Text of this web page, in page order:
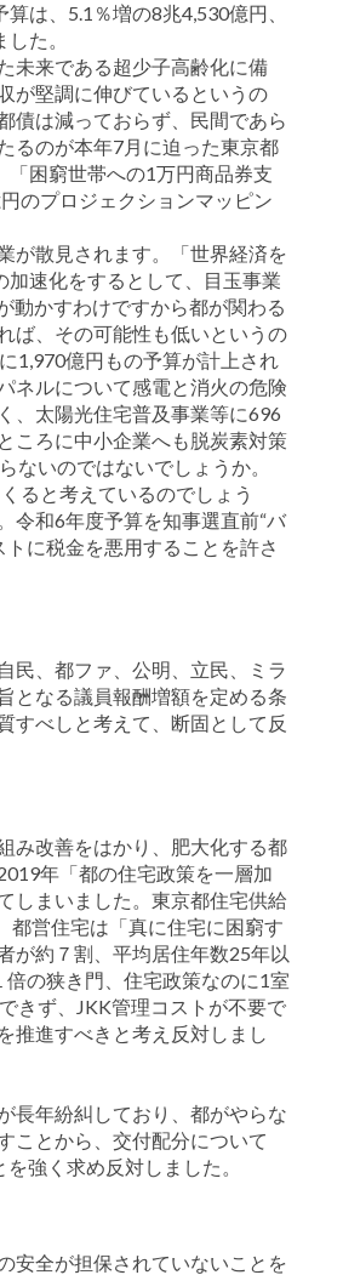
は、5.1％増の8兆4,530億円、
た。
未来である超少子高齢化に備
が堅調に伸びているというの
債は減っておらず、民間であら
るのが本年7月に迫った東京都
困窮世帯への1万円商品券支
のプロジェクションマッピン
が散見されます。「世界経済を
速化をするとして、目玉事業
動かすわけですから都が関わる
ば、その可能性も低いというの
1,970億円もの予算が計上され
ネルについて感電と消火の危険
、太陽光住宅普及事業等に696
ころに中小企業へも脱炭素対策
ないのではないでしょうか。
ると考えているのでしょう
令和6年度予算を知事選直前“バ
に税金を悪用することを許さ
民、都ファ、公明、立民、ミラ
となる議員報酬増額を定める条
すべしと考えて、断固として反
み改善をはかり、肥大化する都
年「都の住宅政策を一層加
しまいました。東京都住宅供給
都営住宅は「真に住宅に困窮す
が約７割、平均居住年数25年以
の狭き門、住宅政策なのに1室
きず、JKK管理コストが不要で
進すべきと考え反対しまし
長年紛糾しており、都がやらな
ことから、交付配分について
強く求め反対しました。
安全が担保されていないことを